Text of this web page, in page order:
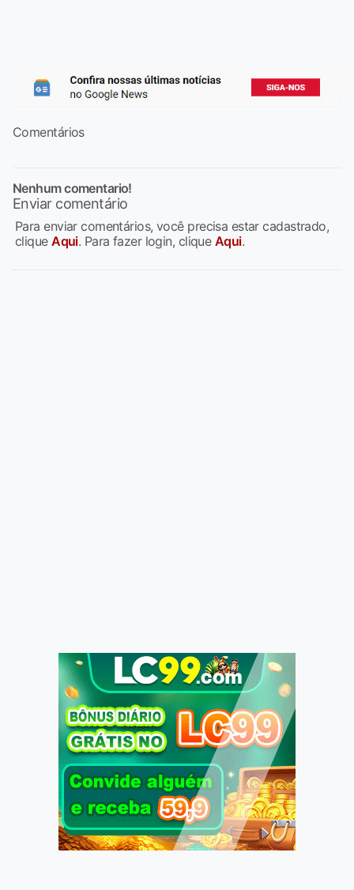
Comentários
Nenhum comentario!
Enviar comentário
Para enviar comentários, você precisa estar cadastrado,
cliqueAqui. Para fazer login, clique Aqui.